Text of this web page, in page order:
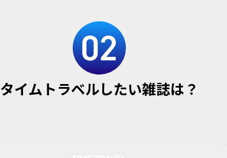
タイムトラベルしたい雑誌は？